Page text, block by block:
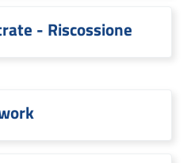
- Riscossione